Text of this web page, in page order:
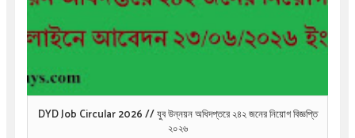
DYD Job Circular 2026 // যুব উন্নয়ন অধিদপ্তরে ২৪২ জনের নিয়োগ বিজ্ঞপ্তি
২০২৬